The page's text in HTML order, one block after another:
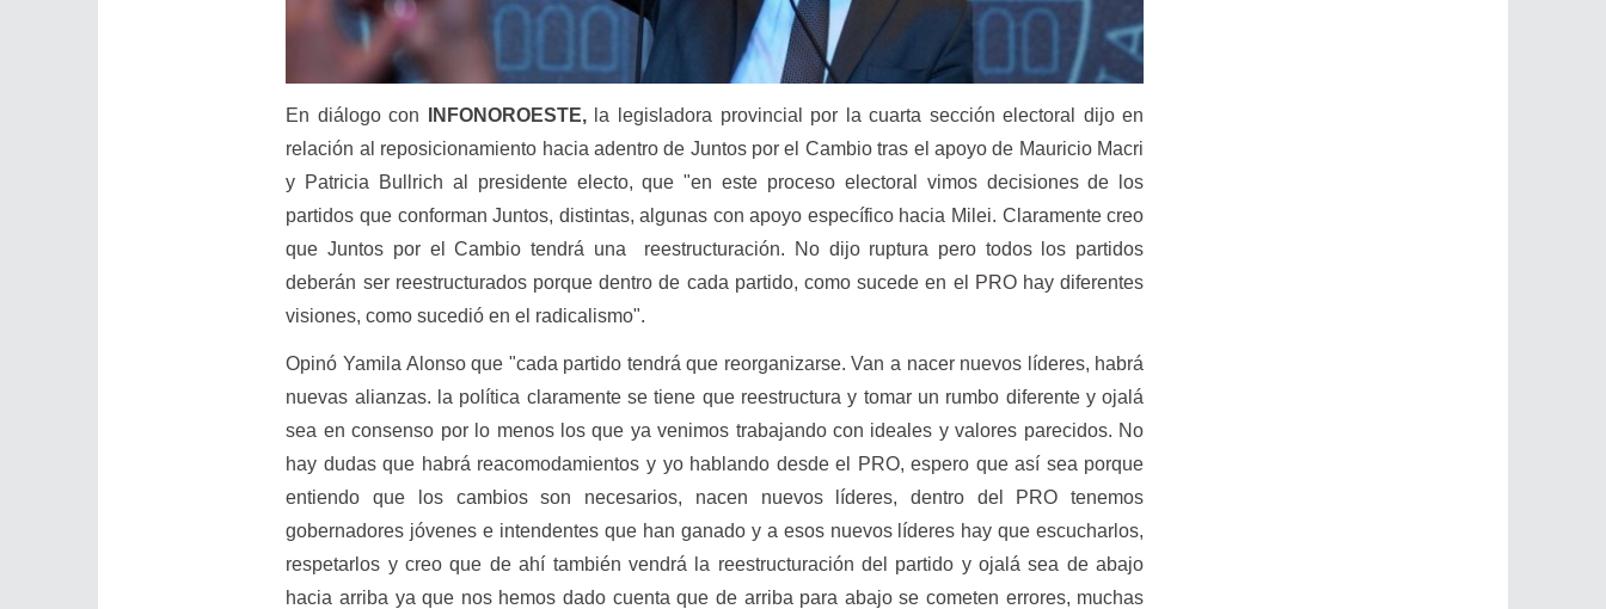
En diálogo con INFONOROESTE,la legisladora provincial por la cuarta sección electoral dijo en
relación al reposicionamiento hacia adentro de Juntos por el Cambio tras el apoyo de Mauricio Macri
y Patricia Bullrich al presidente electo, que "en este proceso electoral vimos decisiones de los
partidos que conforman Juntos, distintas, algunas con apoyo específico hacia Milei. Claramente creo
que Juntos por el Cambio tendrá una reestructuración. No dijo ruptura pero todos los partidos
deberán ser reestructurados porque dentro de cada partido, como sucede en el PRO hay diferentes
visiones, como sucedió en el radicalismo".
Opinó Yamila Alonso que "cada partido tendrá que reorganizarse. Van a nacer nuevos líderes, habrá
nuevas alianzas. la política claramente se tiene que reestructura y tomar un rumbo diferente y ojalá
sea en consenso por lo menos los que ya venimos trabajando con ideales y valores parecidos. No
hay dudas que habrá reacomodamientos y yo hablando desde el PRO, espero que así sea porque
entiendo que los cambios son necesarios, nacen nuevos líderes, dentro del PRO tenemos
gobernadores jóvenes e intendentes que han ganado y a esos nuevos líderes hay que escucharlos,
respetarlos y creo que de ahí también vendrá la reestructuración del partido y ojalá sea de abajo
hacia arriba ya que nos hemos dado cuenta que de arriba para abajo se cometen errores, muchas